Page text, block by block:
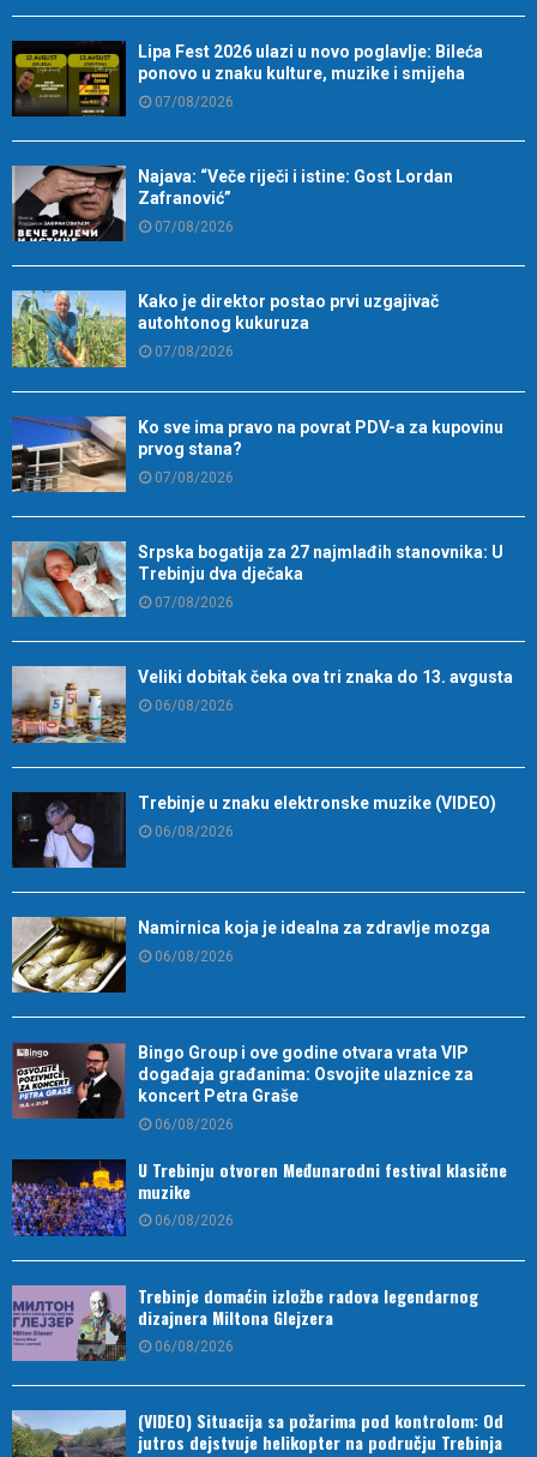
Lipa Fest 2026 ulazi u novo poglavlje: Bileća
ponovo u znaku kulture, muzike i smijeha
07/08/2026
Najava: “Veče riječi i istine: Gost Lordan
Zafranović”
07/08/2026
Kako je direktor postao prvi uzgajivač
autohtonog kukuruza
07/08/2026
Ko sve ima pravo na povrat PDV-a za kupovinu
prvog stana?
07/08/2026
Srpska bogatija za 27 najmlađih stanovnika: U
Trebinju dva dječaka
07/08/2026
Veliki dobitak čeka ova tri znaka do 13. avgusta
06/08/2026
Trebinje u znaku elektronske muzike (VIDEO)
06/08/2026
Namirnica koja je idealna za zdravlje mozga
06/08/2026
Bingo Group i ove godine otvara vrata VIP
događaja građanima: Osvojite ulaznice za
koncert Petra Graše
06/08/2026
U Trebinju otvoren Međunarodni festival klasične
muzike
06/08/2026
Trebinje domaćin izložbe radova legendarnog
dizajnera Miltona Glejzera
06/08/2026
(VIDEO) Situacija sa požarima pod kontrolom: Od
jutros dejstvuje helikopter na području Trebinja